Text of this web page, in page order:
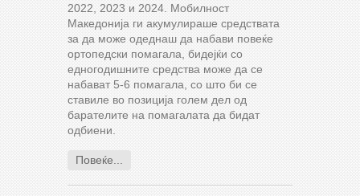
2022, 2023 и 2024. Мобилност
Македонија ги акумулираше средствата
за да може одеднаш да набави повеќе
ортопедски помагала, бидејќи со
едногодишните средства може да се
набават 5-6 помагала, со што би се
ставиле во позиција голем дел од
барателите на помагалата да бидат
одбиени.
Повеќе...